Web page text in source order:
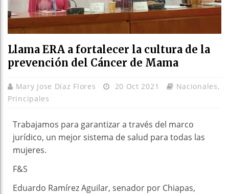
Llama ERA a fortalecer la cultura de la
prevención del Cáncer de Mama
Mary Jose Díaz Flores 20 Oct 2021 Nacionales,
Principales
Trabajamos para garantizar a través del marco
jurídico, un mejor sistema de salud para todas las
mujeres.
F&S
Eduardo Ramírez Aguilar, senador por Chiapas,